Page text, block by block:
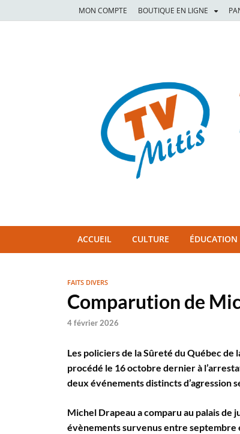
MON COMPTE BOUTIQUE EN LIGNE
TVM
ACCUEIL CULTURE ÉDUCATION
FAITS DIVERS
Comparution de
4 février 2026
Les policiers de la Sûreté du Québec
procédé le 16 octobre dernier à
deux événements distincts d’agression
Michel Drapeau a comparu au palais de
évènements survenus entre septembre